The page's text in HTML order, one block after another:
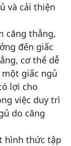
và cải thiện
căng thẳng,
đến giấc
cơ thể dễ
giấc ngủ
lợi cho
việc duy trì
do căng
hình thức tập